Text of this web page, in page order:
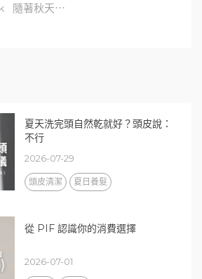
隨著秋天⋯
夏天洗完頭自然乾就好？頭皮說：
不行
2026-07-29
頭皮清潔 夏日養髮
從 PIF 認識你的消費選擇
2026-07-01